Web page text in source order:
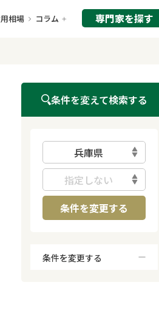
相場 コラム 専門家を探す
条件を変えて検索する
兵庫県
指定しない
条件を変更する
条件を変更する